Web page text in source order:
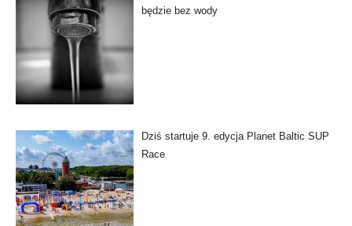
będzie bez wody
Dziś startuje 9. edycja Planet Baltic SUP
Race